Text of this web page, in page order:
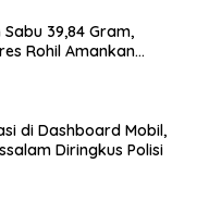
39,84 Gram,
Rohil Amankan
di Dashboard Mobil,
Diringkus Polisi